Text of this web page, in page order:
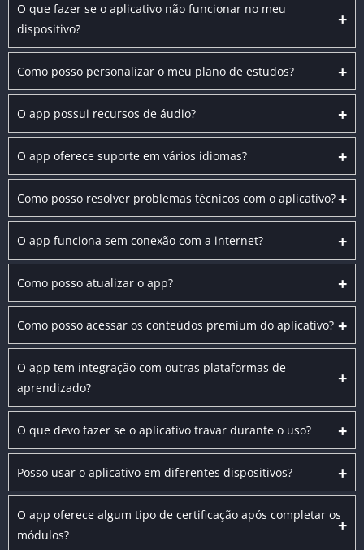
+
O que fazer se o aplicativo não funcionar no meu
dispositivo?
+
Como posso personalizar o meu plano de estudos?
+
O app possui recursos de áudio?
+
O app oferece suporte em vários idiomas?
+
Como posso resolver problemas técnicos com o aplicativo?
+
O app funciona sem conexão com a internet?
+
Como posso atualizar o app?
+
Como posso acessar os conteúdos premium do aplicativo?
+
O app tem integração com outras plataformas de
aprendizado?
+
O que devo fazer se o aplicativo travar durante o uso?
+
Posso usar o aplicativo em diferentes dispositivos?
+
O app oferece algum tipo de certificação após completar os
módulos?